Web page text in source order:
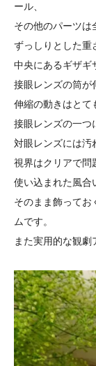
ール、
その他のパーツは
ずっしりとした重
中央にあるギザギ
接眼レンズの筒が
伸縮の動きはとて
接眼レンズの一つ
対眼レンズには汚
視界はクリアで問
使い込まれた風合
そのまま飾ってお
ムです。
また実用的な観劇